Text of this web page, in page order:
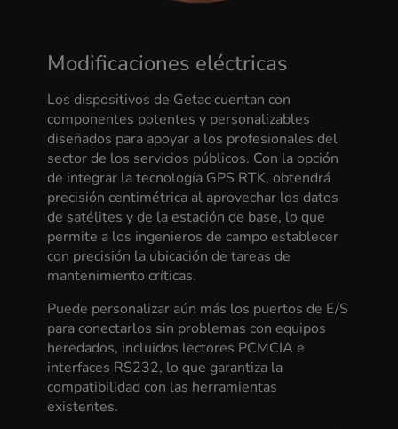
Modificaciones eléctricas
Los dispositivos de Getac cuentan con
componentes potentes y personalizables
diseñados para apoyar a los profesionales del
sector de los servicios públicos. Con la opción
de integrar la tecnología GPS RTK, obtendrá
precisión centimétrica al aprovechar los datos
de satélites y de la estación de base, lo que
permite a los ingenieros de campo establecer
con precisión la ubicación de tareas de
mantenimiento críticas.
Puede personalizar aún más los puertos de E/S
para conectarlos sin problemas con equipos
heredados, incluidos lectores PCMCIA e
interfaces RS232, lo que garantiza la
compatibilidad con las herramientas
existentes.